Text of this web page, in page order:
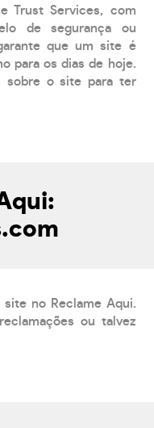
Trust Services, com
de segurança ou
que um site é
para os dias de hoje.
sobre o site para ter
site no Reclame Aqui.
ou talvez